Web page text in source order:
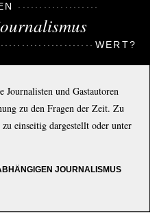
WERT?
Journalisten und Gastautoren
zu den Fragen der Zeit. Zu
einseitig dargestellt oder unter
JOURNALISMUS